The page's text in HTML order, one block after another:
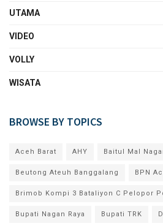
UTAMA
VIDEO
VOLLY
WISATA
BROWSE BY TOPICS
Aceh Barat AHY Baitul Mal
Beutong Ateuh Banggalang BPN
Brimob Kompi 3 Bataliyon C Pelopor
Bupati Nagan Raya Bupati TRK